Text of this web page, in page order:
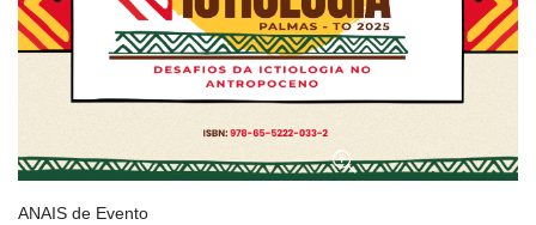
ANAIS de Evento